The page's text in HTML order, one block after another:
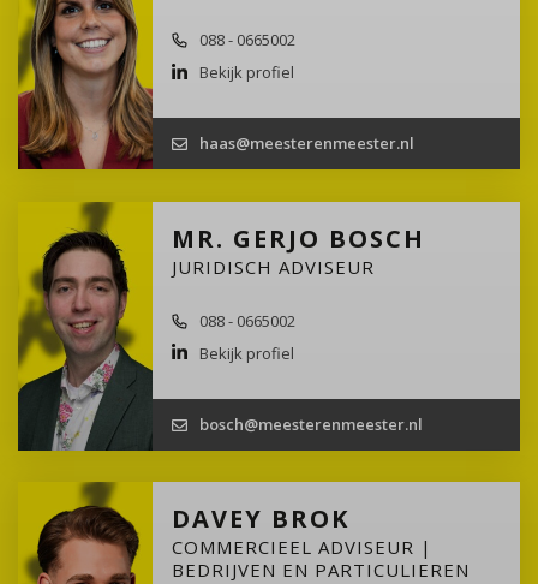
088 - 0665002
Bekijk profiel
haas@meesterenmeester.nl
MR. GERJO BOSCH
JURIDISCH ADVISEUR
088 - 0665002
Bekijk profiel
bosch@meesterenmeester.nl
DAVEY BROK
COMMERCIEEL ADVISEUR |
BEDRIJVEN EN PARTICULIEREN